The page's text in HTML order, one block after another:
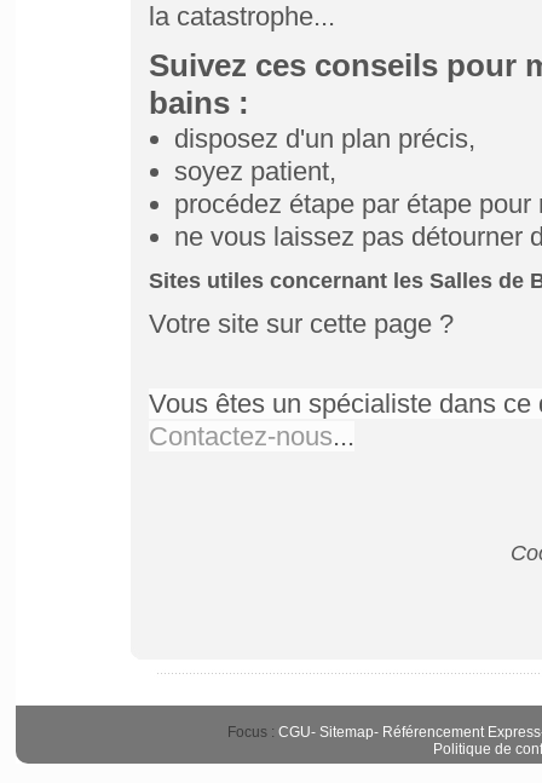
la catastrophe...
Suivez ces conseils pour
bains :
disposez d'un plan précis,
soyez patient,
procédez étape par étape
ne vous laissez pas détourner
Sites utiles concernant les Salles de
Votre site sur cette page ?
Vous êtes un spécialiste dans
Contactez-nous...
Focus : CGU- Sitemap- Référencement Express
Politique de